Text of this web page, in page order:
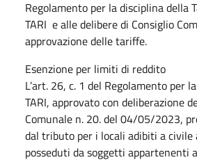
Regolamento per la disciplina della
TARI e alle delibere di Consiglio
approvazione delle tariffe.
Esenzione per limiti di reddito
L’art. 26, c. 1 del Regolamento per
TARI, approvato con deliberazione
Comunale n. 20. del 04/05/2023,
dal tributo per i locali adibiti a civile
posseduti da soggetti appartenenti